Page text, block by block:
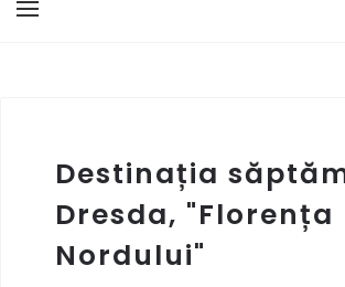
Destinația
Dresda, "Florența
Nordului"